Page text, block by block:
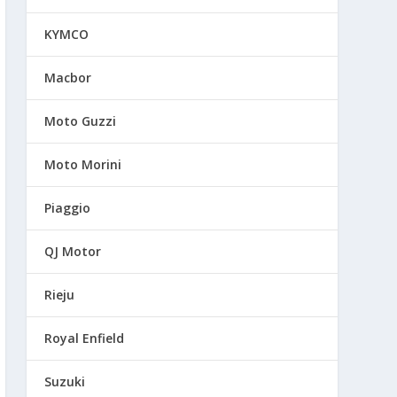
KYMCO
Macbor
Moto Guzzi
Moto Morini
Piaggio
QJ Motor
Rieju
Royal Enfield
Suzuki